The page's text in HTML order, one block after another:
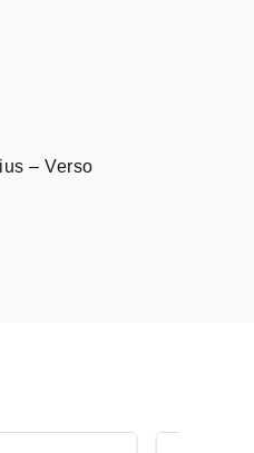
– Verso